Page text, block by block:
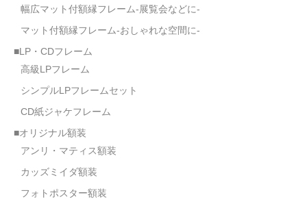
幅広マット付額縁フレーム-展覧会などに-
マット付額縁フレーム-おしゃれな空間に-
■LP・CDフレーム
高級LPフレーム
シンプルLPフレームセット
CD紙ジャケフレーム
■オリジナル額装
アンリ・マティス額装
カッズミイダ額装
フォトポスター額装